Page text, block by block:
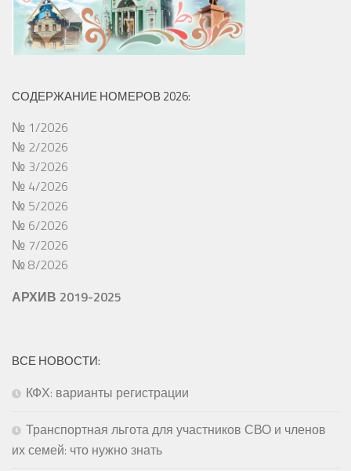
СОДЕРЖАНИЕ НОМЕРОВ 2026:
№ 1/2026
№ 2/2026
№ 3/2026
№ 4/2026
№ 5/2026
№ 6/2026
№ 7/2026
№ 8/2026
АРХИВ 2019-2025
ВСЕ НОВОСТИ:
КФХ: варианты регистрации
Транспортная льгота для участников СВО и членов
их семей: что нужно знать